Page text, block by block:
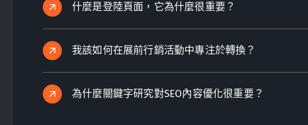
什麼是登陸頁面，它為什麼很重要？
我該如何在展前行銷活動中專注於轉換？
為什麼關鍵字研究對SEO內容優化很重要？